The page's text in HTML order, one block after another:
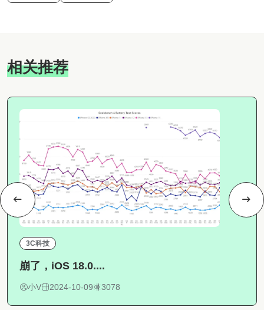
相关推荐
3C科技
崩了，iOS 18.0....
小V 2024-10-09 3078